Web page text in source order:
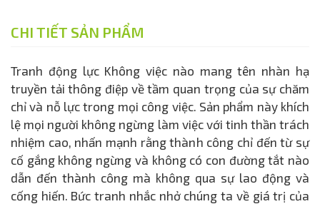
CHI TIẾT SẢN PHẨM
Tranh động lực Không việc nào mang tên nhàn hạ
truyền tải thông điệp về tầm quan trọng của sự chăm
chỉ và nỗ lực trong mọi công việc. Sản phẩm này khích
lệ mọi người không ngừng làm việc với tinh thần trách
nhiệm cao, nhấn mạnh rằng thành công chỉ đến từ sự
cố gắng không ngừng và không có con đường tắt nào
dẫn đến thành công mà không qua sự lao động và
cống hiến. Bức tranh nhắc nhở chúng ta về giá trị của